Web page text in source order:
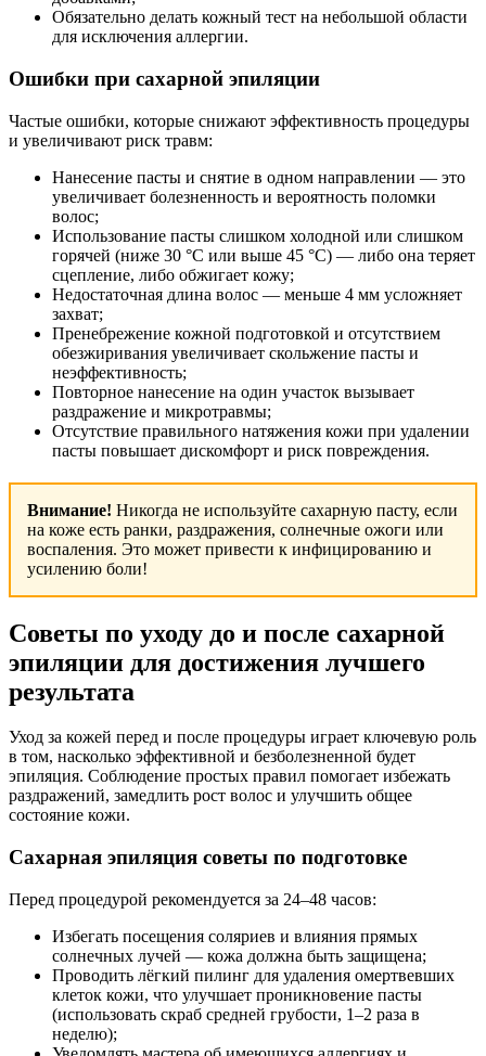
Обязательно делать кожный тест на небольшой области
для исключения аллергии.
Ошибки при сахарной эпиляции
Частые ошибки, которые снижают эффективность процедуры
и увеличивают риск травм:
Нанесение пасты и снятие в одном направлении — это
увеличивает болезненность и вероятность поломки
волос;
Использование пасты слишком холодной или слишком
горячей (ниже 30 °C или выше 45 °C) — либо она теряет
сцепление, либо обжигает кожу;
Недостаточная длина волос — меньше 4 мм усложняет
захват;
Пренебрежение кожной подготовкой и отсутствием
обезжиривания увеличивает скольжение пасты и
неэффективность;
Повторное нанесение на один участок вызывает
раздражение и микротравмы;
Отсутствие правильного натяжения кожи при удалении
пасты повышает дискомфорт и риск повреждения.
Внимание! Никогда не используйте сахарную пасту, если
на коже есть ранки, раздражения, солнечные ожоги или
воспаления. Это может привести к инфицированию и
усилению боли!
Советы по уходу до и после сахарной
эпиляции для достижения лучшего
результата
Уход за кожей перед и после процедуры играет ключевую роль
в том, насколько эффективной и безболезненной будет
эпиляция. Соблюдение простых правил помогает избежать
раздражений, замедлить рост волос и улучшить общее
состояние кожи.
Сахарная эпиляция советы по подготовке
Перед процедурой рекомендуется за 24–48 часов:
Избегать посещения соляриев и влияния прямых
солнечных лучей — кожа должна быть защищена;
Проводить лёгкий пилинг для удаления омертвевших
клеток кожи, что улучшает проникновение пасты
(использовать скраб средней грубости, 1–2 раза в
неделю);